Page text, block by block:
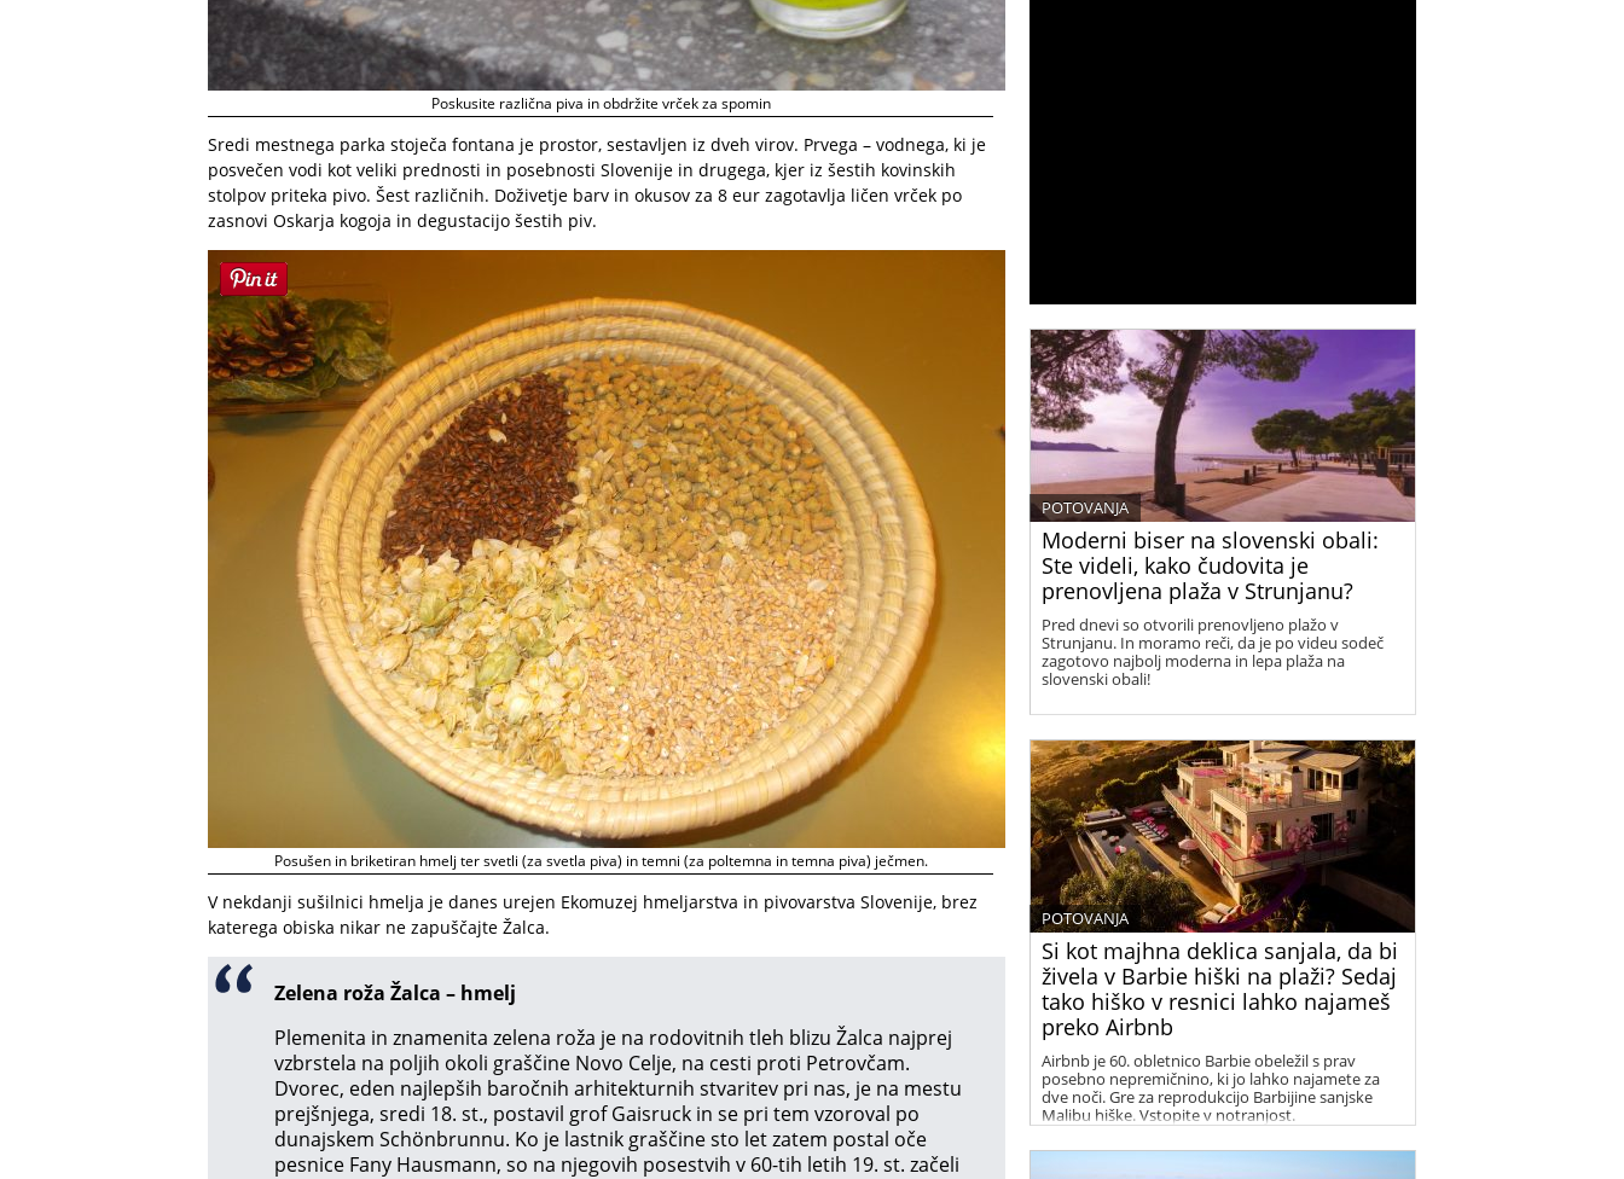
Poskusite različna piva in obdržite vrček za spomin
Sredi mestnega parka stoječa fontana je prostor, sestavljen iz dveh virov. Prvega – vodnega, ki je
posvečen vodi kot veliki prednosti in posebnosti Slovenije in drugega, kjer iz šestih kovinskih
stolpov priteka pivo. Šest različnih. Doživetje barv in okusov za 8 eur zagotavlja ličen vrček po
zasnovi Oskarja kogoja in degustacijo šestih piv.
Posušen in briketiran hmelj ter svetli (za svetla piva) in temni (za poltemna in temna piva) ječmen.
V nekdanji sušilnici hmelja je danes urejen Ekomuzej hmeljarstva in pivovarstva Slovenije, brez
katerega obiska nikar ne zapuščajte Žalca.
Zelena roža Žalca – hmelj
Plemenita in znamenita zelena roža je na rodovitnih tleh blizu Žalca najprej
vzbrstela na poljih okoli graščine Novo Celje, na cesti proti Petrovčam.
Dvorec, eden najlepših baročnih arhitekturnih stvaritev pri nas, je na mestu
prejšnjega, sredi 18. st., postavil grof Gaisruck in se pri tem vzoroval po
dunajskem Schönbrunnu. Ko je lastnik graščine sto let zatem postal oče
pesnice Fany Hausmann, so na njegovih posestvih v 60-tih letih 19. st. začeli
Moderni biser na slovenski obali:
Ste videli, kako čudovita je
prenovljena plaža v Strunjanu?
POTOVANJA
Pred dnevi so otvorili prenovljeno plažo v
Strunjanu. In moramo reči, da je po videu sodeč
zagotovo najbolj moderna in lepa plaža na
slovenski obali!
Si kot majhna deklica sanjala, da bi
živela v Barbie hiški na plaži? Sedaj
tako hiško v resnici lahko najameš
preko Airbnb
POTOVANJA
Airbnb je 60. obletnico Barbie obeležil s prav
posebno nepremičnino, ki jo lahko najamete za
dve noči. Gre za reprodukcijo Barbijine sanjske
Malibu hiške. Vstopite v notranjost.